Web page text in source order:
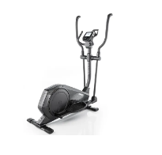
programů včetně HRC módu,
délka kroku 39 cm, vnitřní rozteč
nášlapů 19 cm, komfortní držák
tabletu a telefonu, Bluetooth
komunikace s aplikací
Kinomap, velký LCD displej, 14
kg setrvačník, hmotnost 56 kg,
nosnost 130 kg